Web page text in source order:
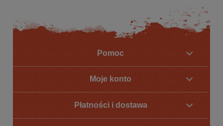
Pomoc
Moje konto
Płatności i dostawa